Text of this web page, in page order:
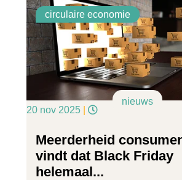
circulaire economie
nieuws
20 nov 2025
Meerderheid
vindt dat Black Friday
helemaal...